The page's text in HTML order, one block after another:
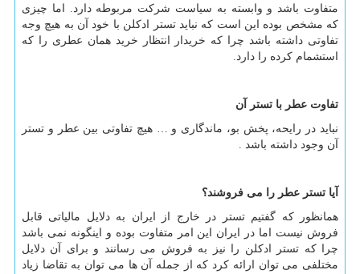
متفاوت باشد و وابسته به سیاست شرکت مربوطه دارد. اما چیزی
که مشخص بوده این است که نباید تستر ادکلن با خود آن به هیچ وجه
تفاوتی داشته باشد چرا که خریدار انتظار خرید همان عطری را که
استشمام کرده را دارد.
تفاوت عطر با تستر آن
نباید در رایحه، پخش بو، ماندگاری و … هیچ تفاوتی بین عطر و تستر
آن وجود داشته باشد .
آیا تستر عطر را می فروشند؟
همانظور که گفتیم تستر در خارج از ایران به دلایل مالیاتی قابل
فروش نیست اما در ایران این امر متفاوت بوده و اینگونه نمی باشد
چرا که تستر ادکلن را نیز به فروش می رسانند و برای آن دلایل
مختلفی می توان ارائه کرد که از جمله آن ها می توان به تقاضا زیاد